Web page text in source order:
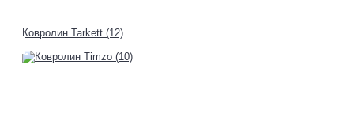
Ковролин Tarkett (12)